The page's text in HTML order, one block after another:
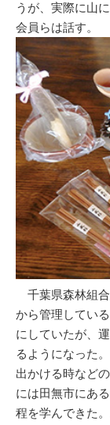
うが、実際に山
会員らは話す。
千葉県森林組
から管理してい
にしていたが、
るようになった
出かける時など
には田無市にあ
程を学んできた